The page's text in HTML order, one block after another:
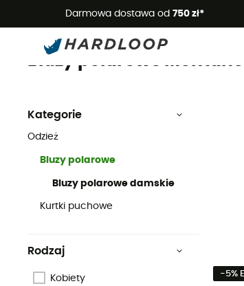
Darmowa dostawa od 750 zł*
Montane Odzież Bluzy polarowe
Bluzy polarowe Montane
Kategorie
Odzież
Bluzy polarowe
Bluzy polarowe damskie
Kurtki puchowe
Rodzaj
Kobiety
-5%